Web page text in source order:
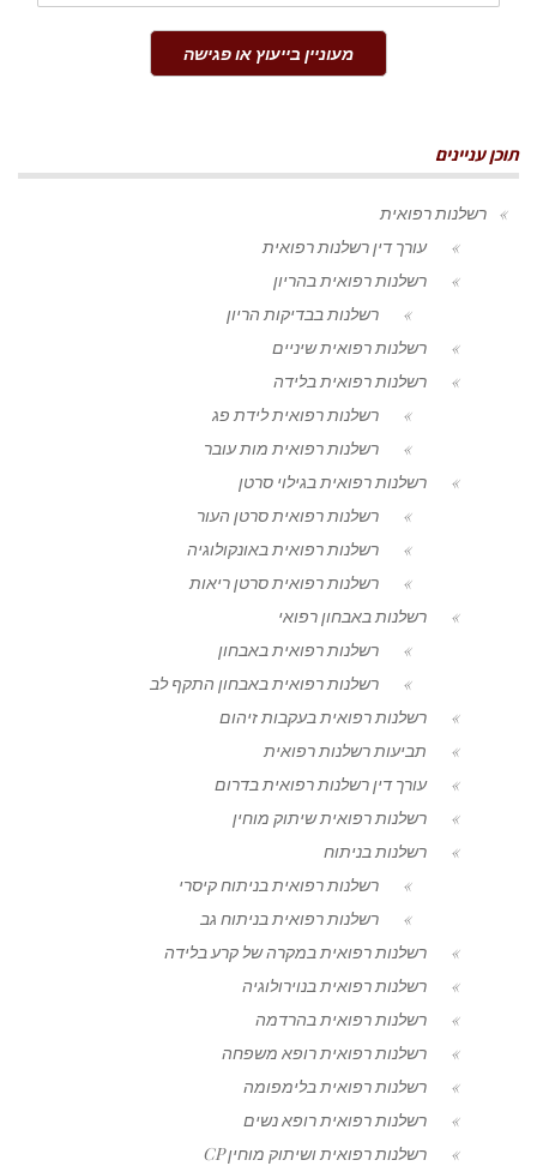
מעוניין בייעוץ או פגישה
תוכן עניינים
רשלנות רפואית
עורך דין רשלנות רפואית
רשלנות רפואית בהריון
רשלנות בבדיקות הריון
רשלנות רפואית שיניים
רשלנות רפואית בלידה
רשלנות רפואית לידת פג
רשלנות רפואית מות עובר
רשלנות רפואית בגילוי סרטן
רשלנות רפואית סרטן העור
רשלנות רפואית באונקולוגיה
רשלנות רפואית סרטן ריאות
רשלנות באבחון רפואי
רשלנות רפואית באבחון
רשלנות רפואית באבחון התקף לב
רשלנות רפואית בעקבות זיהום
תביעות רשלנות רפואית
עורך דין רשלנות רפואית בדרום
רשלנות רפואית שיתוק מוחין
רשלנות בניתוח
רשלנות רפואית בניתוח קיסרי
רשלנות רפואית בניתוח גב
רשלנות רפואית במקרה של קרע בלידה
רשלנות רפואית בנוירולוגיה
רשלנות רפואית בהרדמה
רשלנות רפואית רופא משפחה
רשלנות רפואית בלימפומה
רשלנות רפואית רופא נשים
רשלנות רפואית ושיתוק מוחין CP